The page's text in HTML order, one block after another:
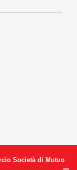
Società di Mutuo